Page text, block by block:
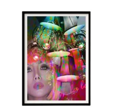
Les
options
peuvent
être
choisies
sur
la
page